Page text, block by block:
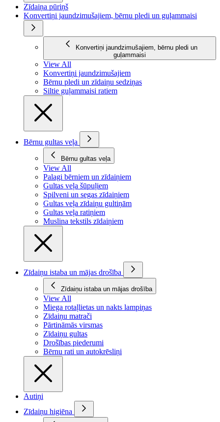
Zīdaiņa pūriņš
Konvertiņi jaundzimušajiem, bērnu pledi un guļammaisi
Konvertiņi jaundzimušajiem, bērnu pledi un
guļammaisi
View All
Konvertiņi jaundzimušajiem
Bērnu pledi un zīdaiņu sedziņas
Siltie guļammaisi ratiem
Bērnu gultas veļa
Bērnu gultas veļa
View All
Palagi bērniem un zīdaiņiem
Gultas veļa šūpuļiem
Spilveni un segas zīdaiņiem
Gultas veļa zīdaiņu gultiņām
Gultas veļa ratiņiem
Muslina tekstils zīdaiņiem
Zīdaiņu istaba un mājas drošība
Zīdaiņu istaba un mājas drošība
View All
Miega rotaļlietas un nakts lampiņas
Zīdaiņu matrači
Pārtināmās virsmas
Zīdaiņu gultas
Drošības piederumi
Bērnu rati un autokrēsliņi
Autiņi
Zīdaiņu higiēna